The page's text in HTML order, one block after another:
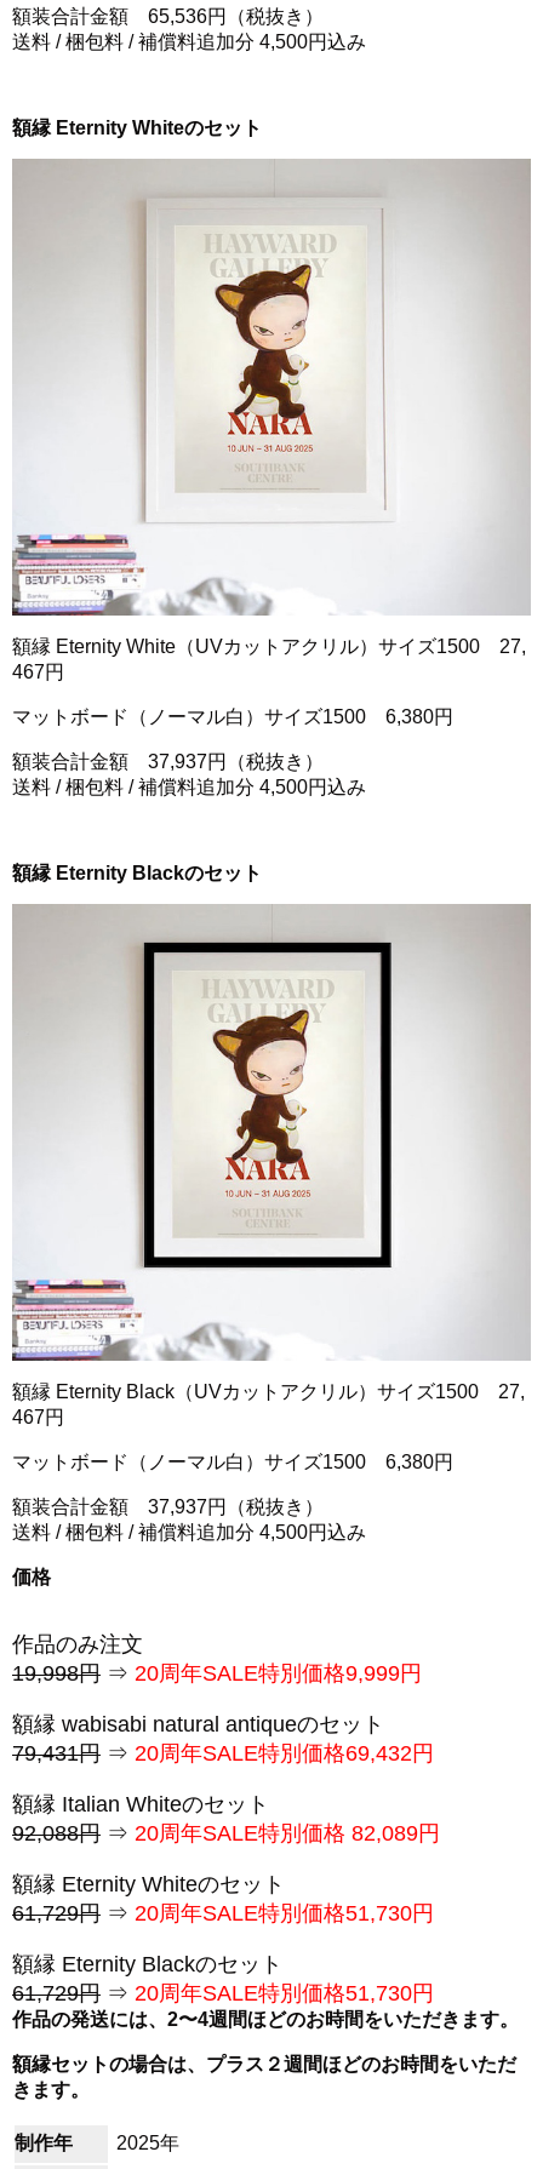
額装合計金額 65,536円（税抜き）
送料 / 梱包料 / 補償料追加分 4,500円込み
額縁 Eternity Whiteのセット
額縁 Eternity White（UVカットアクリル）サイズ1500 27,
467円
マットボード（ノーマル白）サイズ1500 6,380円
額装合計金額 37,937円（税抜き）
送料 / 梱包料 / 補償料追加分 4,500円込み
額縁 Eternity Blackのセット
額縁 Eternity Black（UVカットアクリル）サイズ1500 27,
467円
マットボード（ノーマル白）サイズ1500 6,380円
額装合計金額 37,937円（税抜き）
送料 / 梱包料 / 補償料追加分 4,500円込み
価格
作品のみ注文
19,998円 ⇒ 20周年SALE特別価格9,999円
額縁 wabisabi natural antiqueのセット
79,431円 ⇒ 20周年SALE特別価格69,432円
額縁 Italian Whiteのセット
92,088円 ⇒ 20周年SALE特別価格 82,089円
額縁 Eternity Whiteのセット
61,729円 ⇒ 20周年SALE特別価格51,730円
額縁 Eternity Blackのセット
61,729円 ⇒ 20周年SALE特別価格51,730円
作品の発送には、2〜4週間ほどのお時間をいただきます。
額縁セットの場合は、プラス２週間ほどのお時間をいただ
きます。
制作年
2025年